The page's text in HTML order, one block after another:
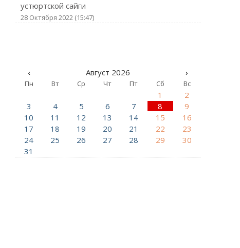
устюртской сайги
28 Октября 2022 (15:47)
‹ Август 2026 ›
Пн Вт Ср Чт Пт Сб Вс
1
2
3
4 5 6 7 8
9
10
11 12 13 14 15
16
17
18 19 20 21 22
23
24
25 26 27 28 29
30
31